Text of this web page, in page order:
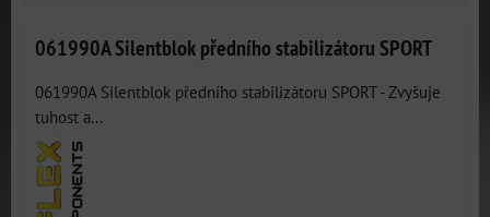
061990A Silentblok předního stabilizátoru SPORT
061990A Silentblok předního stabilizátoru SPORT - Zvyšuje
tuhost a...